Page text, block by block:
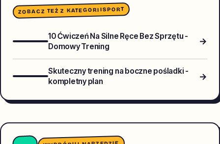
ZOBACZ TEŻ Z KATEGORIISPORT
10 Ćwiczeń Na Silne Ręce Bez Sprzętu -
Domowy Trening
→
Skuteczny trening na boczne pośladki -
kompletny plan
→